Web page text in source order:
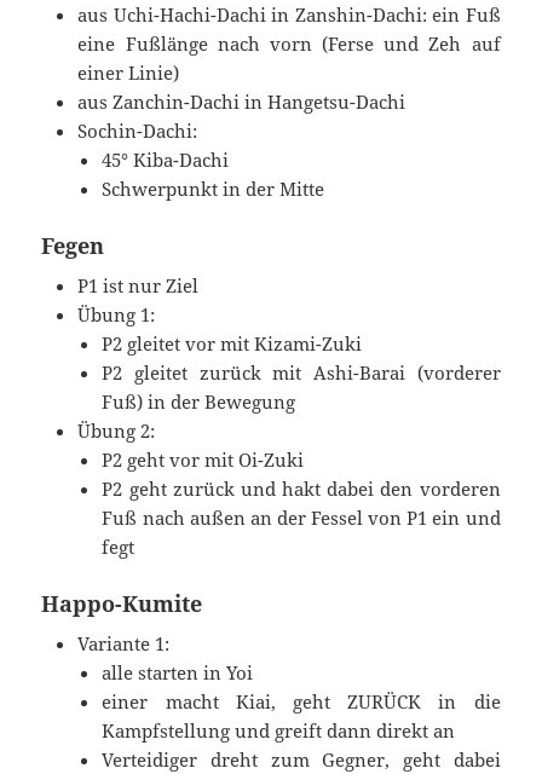
aus Uchi-Hachi-Dachi in Zanshin-Dachi: ein Fuß
eine Fußlänge nach vorn (Ferse und Zeh auf
einer Linie)
aus Zanchin-Dachi in Hangetsu-Dachi
Sochin-Dachi:
45° Kiba-Dachi
Schwerpunkt in der Mitte
Fegen
P1 ist nur Ziel
Übung 1:
P2 gleitet vor mit Kizami-Zuki
P2 gleitet zurück mit Ashi-Barai (vorderer
Fuß) in der Bewegung
Übung 2:
P2 geht vor mit Oi-Zuki
P2 geht zurück und hakt dabei den vorderen
Fuß nach außen an der Fessel von P1 ein und
fegt
Happo-Kumite
Variante 1:
alle starten in Yoi
einer macht Kiai, geht ZURÜCK in die
Kampfstellung und greift dann direkt an
Verteidiger dreht zum Gegner, geht dabei